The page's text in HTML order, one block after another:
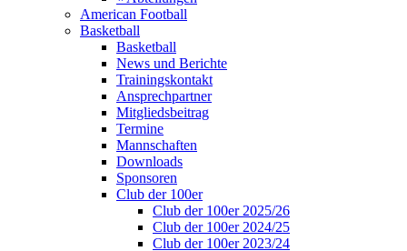
American Football
Basketball
Basketball
News und Berichte
Trainingskontakt
Ansprechpartner
Mitgliedsbeitrag
Termine
Mannschaften
Downloads
Sponsoren
Club der 100er
Club der 100er 2025/26
Club der 100er 2024/25
Club der 100er 2023/24